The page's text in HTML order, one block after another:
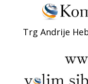
Trg Andrije